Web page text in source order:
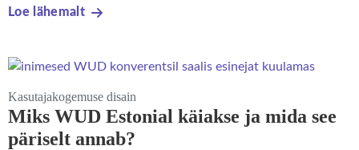
Loe lähemalt
Kasutajakogemuse disain
Miks WUD Estonial käiakse ja mida see
päriselt annab?